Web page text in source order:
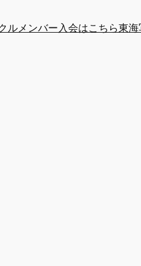
ルメンバー入会はこちら東海